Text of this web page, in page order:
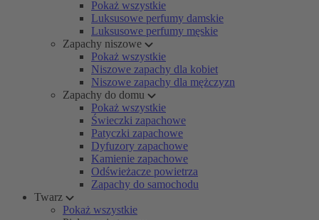
Pokaż wszystkie
Luksusowe perfumy damskie
Luksusowe perfumy męskie
Zapachy niszowe
Pokaż wszystkie
Niszowe zapachy dla kobiet
Niszowe zapachy dla mężczyzn
Zapachy do domu
Pokaż wszystkie
Świeczki zapachowe
Patyczki zapachowe
Dyfuzory zapachowe
Kamienie zapachowe
Odświeżacze powietrza
Zapachy do samochodu
Twarz
Pokaż wszystkie